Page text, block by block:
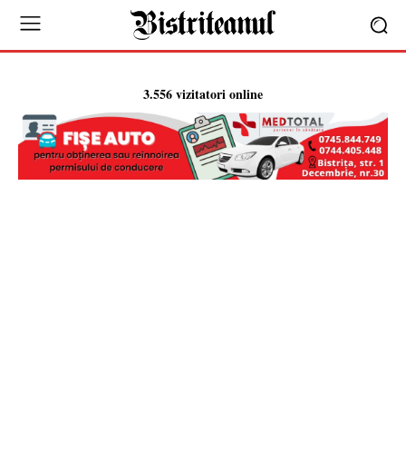
3.556 vizitatori online